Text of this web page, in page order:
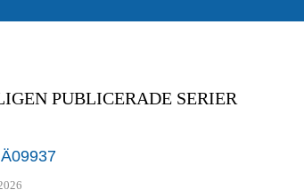
PUBLICERADE SERIER
Ä09937